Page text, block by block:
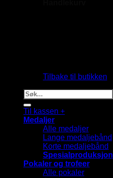
Tilbake til butikken
Søk
etter:
Til kassen +
Medaljer
Alle medaljer
Lange medaljebånd
Korte medaljebånd
Spesialproduksjon
Pokaler og trofeer
Alle pokaler